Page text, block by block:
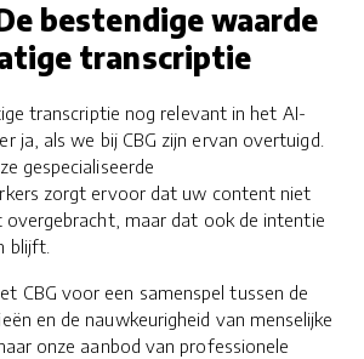
bestendige waarde
transcriptie
transcriptie nog relevant in het AI-
ja, als we bij CBG zijn ervan overtuigd.
gespecialiseerde
zorgt ervoor dat uw content niet
maar dat ook de intentie
blijft.
CBG voor een samenspel tussen de
en de nauwkeurigheid van menselijke
onze aanbod van professionele